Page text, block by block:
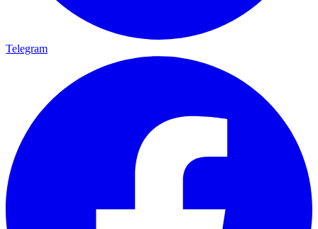
Telegram